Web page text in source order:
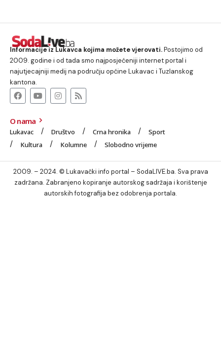
Informacije iz Lukavca kojima možete vjerovati.Postojimo od
2009. godine i od tada smo najposjećeniji internet portal i
najutjecajniji medij na području općine Lukavac i Tuzlanskog
kantona.
O nama
Lukavac Društvo Crna hronika
Sport
Kultura
Kolumne Slobodno vrijeme
2009. – 2024. © Lukavački info portal – SodaLIVE.ba. Sva prava
zadržana. Zabranjeno kopiranje autorskog sadržaja i korištenje
autorskih fotografija bez odobrenja portala.